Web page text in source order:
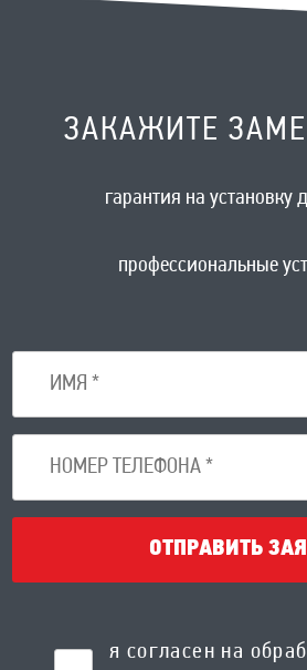
ЗАКАЖИТЕ
гарантия на установку
профессиональные
ОТПРАВИТЬ
я согласен на